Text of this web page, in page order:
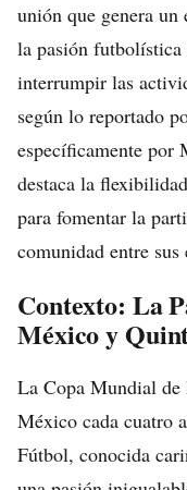
unión que genera
la pasión futbolística
interrumpir las
según lo reportado
específicamente por
destaca la
para fomentar la
comunidad entre sus
Contexto: La
México y
La Copa Mundial de
México cada cuatro
Fútbol, conocida